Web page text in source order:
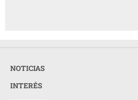
NOTICIAS
INTERÉS